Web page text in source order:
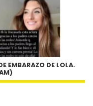
EMBARAZO DE LOLA.